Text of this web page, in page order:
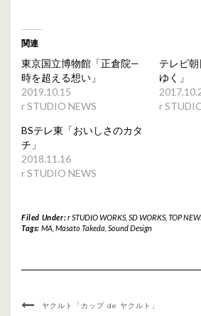
関連
東京国立博物館「正倉院—
時を超える想い」
2019.10.15
r STUDIO NEWS
テレビ
ゆく」
r
BSテレ東「おいしさのカタ
チ」
2018.11.16
r STUDIO NEWS
Filed Under:r STUDIO WORKS, SD WORKS, TOP
Tags: MA, Masato Takeda Sound Design
ヤクルト「カップ de ヤクルト」